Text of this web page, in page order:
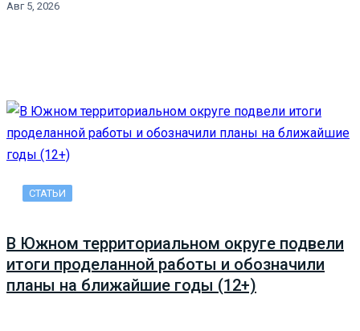
Авг 5, 2026
СТАТЬИ
В Южном территориальном округе подвели
итоги проделанной работы и обозначили
планы на ближайшие годы (12+)